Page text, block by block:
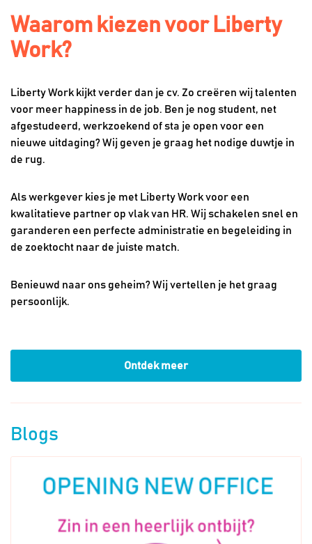
Waarom kiezen voor Liberty
Work?
Liberty Work kijkt verder dan je cv. Zo creëren wij talenten
voor meer happiness in de job. Ben je nog student, net
afgestudeerd, werkzoekend of sta je open voor een
nieuwe uitdaging? Wij geven je graag het nodige duwtje in
de rug.
Als werkgever kies je met Liberty Work voor een
kwalitatieve partner op vlak van HR. Wij schakelen snel en
garanderen een perfecte administratie en begeleiding in
de zoektocht naar de juiste match.
Benieuwd naar ons geheim? Wij vertellen je het graag
persoonlijk.
Ontdek meer
Blogs